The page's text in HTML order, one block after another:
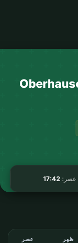
عصر:17:42
ظهر عصر